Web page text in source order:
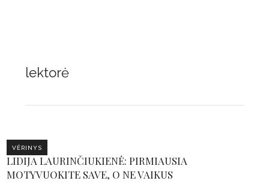
lektorė
VĖRINYS
LIDIJA LAURINČIUKIENĖ: PIRMIAUSIA
MOTYVUOKITE SAVE, O NE VAIKUS